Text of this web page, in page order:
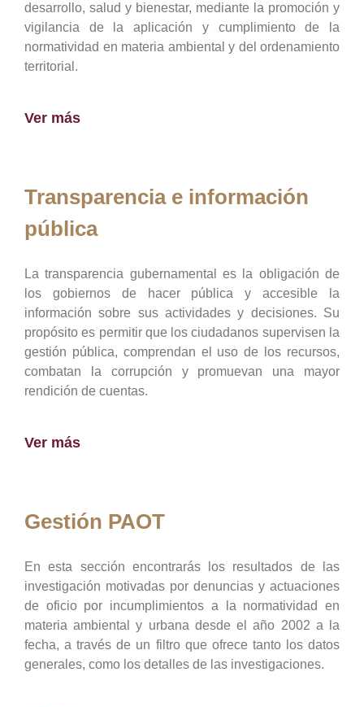
desarrollo, salud y bienestar, mediante la promoción y
vigilancia de la aplicación y cumplimiento de la
normatividad en materia ambiental y del ordenamiento
territorial.
Ver más
Transparencia e información
pública
La transparencia gubernamental es la obligación de
los gobiernos de hacer pública y accesible la
información sobre sus actividades y decisiones. Su
propósito es permitir que los ciudadanos supervisen la
gestión pública, comprendan el uso de los recursos,
combatan la corrupción y promuevan una mayor
rendición de cuentas.
Ver más
Gestión PAOT
En esta sección encontrarás los resultados de las
investigación motivadas por denuncias y actuaciones
de oficio por incumplimientos a la normatividad en
materia ambiental y urbana desde el año 2002 a la
fecha, a través de un filtro que ofrece tanto los datos
generales, como los detalles de las investigaciones.